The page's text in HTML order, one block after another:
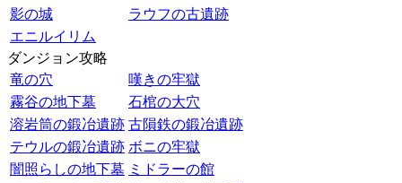
影の城
ラウフの古遺跡
エニルイリム
ダンジョン攻略
竜の穴
嘆きの牢獄
霧谷の地下墓
石棺の大穴
溶岩筒の鍛冶遺跡 古隕鉄の鍛冶遺跡
テウルの鍛冶遺跡 ボニの牢獄
闇照らしの地下墓 ミドラーの館